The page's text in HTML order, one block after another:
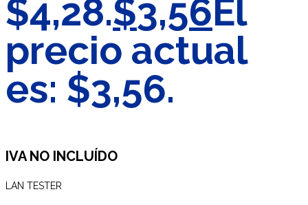
$4,28.$3,56El
precio actual
es: $3,56.
IVA NO INCLUÍDO
LAN TESTER